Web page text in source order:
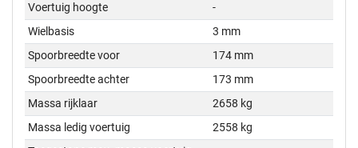
Voertuig hoogte
-
Wielbasis
3 mm
Spoorbreedte voor
174 mm
Spoorbreedte achter
173 mm
Massa rijklaar
2658 kg
Massa ledig voertuig
2558 kg